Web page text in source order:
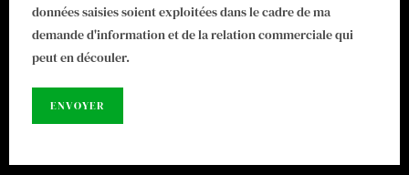
données saisies soient exploitées dans le cadre de ma
demande d'information et de la relation commerciale qui
peut en découler.